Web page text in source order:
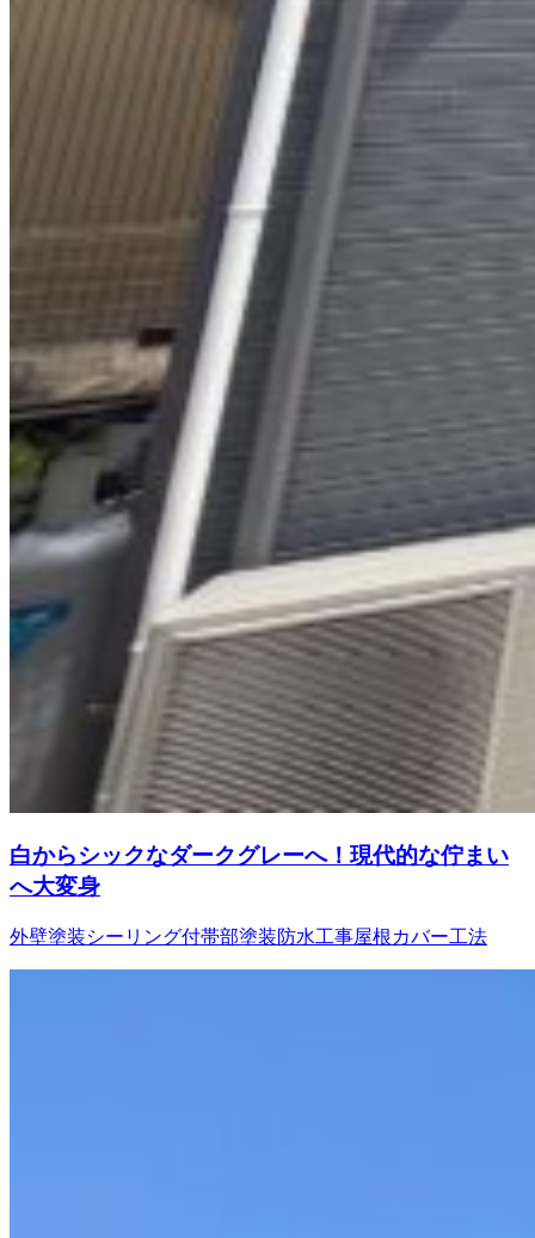
白からシックなダークグレーへ！現代的な佇まい
へ大変身
外壁塗装シーリング付帯部塗装防水工事屋根カバー工法